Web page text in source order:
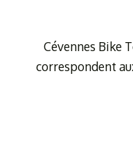
Cévennes Bike
correspondent